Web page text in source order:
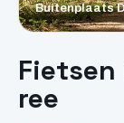
Buitenplaats
ree